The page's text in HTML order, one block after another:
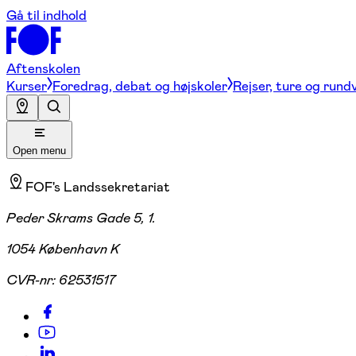
Gå til indhold
Aftenskolen
Kurser Foredrag, debat og højskoler Rejser, ture og
Open menu
FOF's Landssekretariat
Peder Skrams Gade 5, 1.
1054 København K
CVR-nr: 62531517